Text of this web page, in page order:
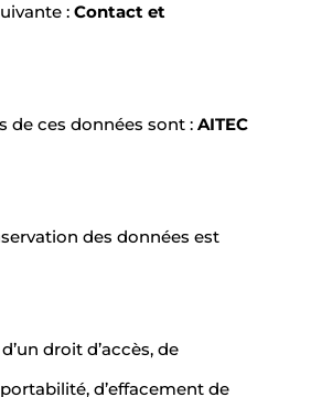
: Contact et
de ces données sont : AITEC
des données est
droit d’accès, de
d’effacement de